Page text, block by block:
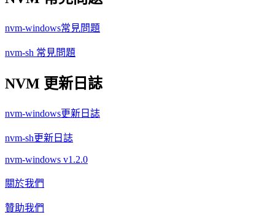
nvm-windows常見問題
nvm-sh 常見問題
NVM 更新日誌
nvm-windows更新日誌
nvm-sh更新日誌
nvm-windows v1.2.0
關於我們
贊助我們